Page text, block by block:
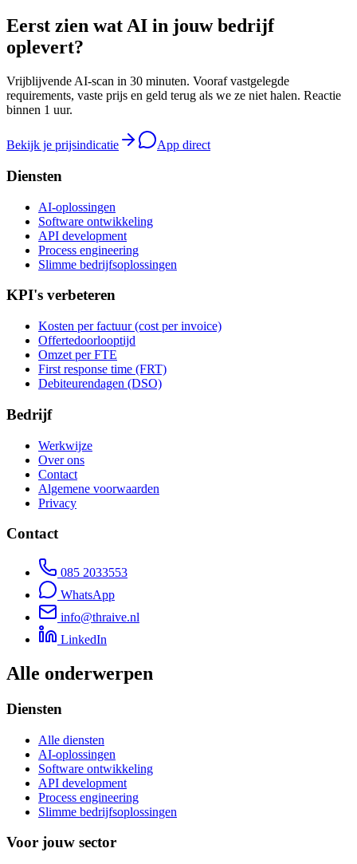
Eerst zien wat AI in jouw bedrijf
oplevert?
Vrijblijvende AI-scan in 30 minuten. Vooraf vastgelegde
requirements, vaste prijs en geld terug als we ze niet halen. Reactie
binnen 1 uur.
Bekijk je prijsindicatie App direct
Diensten
AI-oplossingen
Software ontwikkeling
API development
Process engineering
Slimme bedrijfsoplossingen
KPI's verbeteren
Kosten per factuur (cost per invoice)
Offertedoorlooptijd
Omzet per FTE
First response time (FRT)
Debiteurendagen (DSO)
Bedrijf
Werkwijze
Over ons
Contact
Algemene voorwaarden
Privacy
Contact
085 2033553
WhatsApp
info@thraive.nl
LinkedIn
Alle onderwerpen
Diensten
Alle diensten
AI-oplossingen
Software ontwikkeling
API development
Process engineering
Slimme bedrijfsoplossingen
Voor jouw sector